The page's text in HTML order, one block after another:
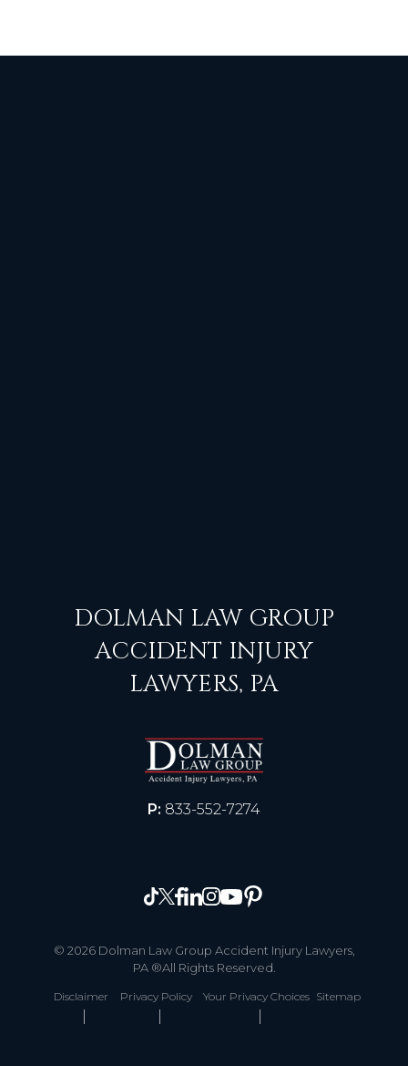
DOLMAN LAW GROUP
ACCIDENT INJURY
LAWYERS, PA
P: 833-552-7274
© 2026 Dolman Law Group Accident Injury Lawyers,
PA ®All Rights Reserved.
Disclaimer Privacy Policy Your Privacy Choices Sitemap